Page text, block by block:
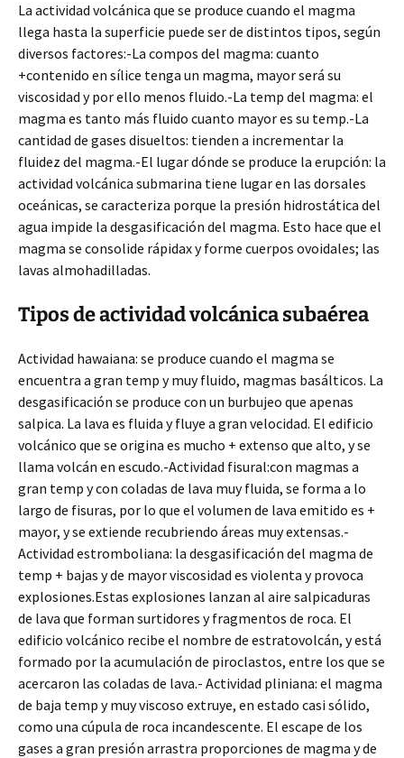
La actividad volcánica que se produce cuando el magma
llega hasta la superficie puede ser de distintos tipos, según
diversos factores:-La compos del magma: cuanto
+contenido en sílice tenga un magma, mayor será su
viscosidad y por ello menos fluido.-La temp del magma: el
magma es tanto más fluido cuanto mayor es su temp.-La
cantidad de gases disueltos: tienden a incrementar la
fluidez del magma.-El lugar dónde se produce la erupción: la
actividad volcánica submarina tiene lugar en las dorsales
oceánicas, se caracteriza porque la presión hidrostática del
agua impide la desgasificación del magma. Esto hace que el
magma se consolide rápidax y forme cuerpos ovoidales; las
lavas almohadilladas.
Tipos de actividad volcánica subaérea
Actividad hawaiana: se produce cuando el magma se
encuentra a gran temp y muy fluido, magmas basálticos. La
desgasificación se produce con un burbujeo que apenas
salpica. La lava es fluida y fluye a gran velocidad. El edificio
volcánico que se origina es mucho + extenso que alto, y se
llama volcán en escudo.-Actividad fisural:con magmas a
gran temp y con coladas de lava muy fluida, se forma a lo
largo de fisuras, por lo que el volumen de lava emitido es +
mayor, y se extiende recubriendo áreas muy extensas.-
Actividad estromboliana: la desgasificación del magma de
temp + bajas y de mayor viscosidad es violenta y provoca
explosiones.Estas explosiones lanzan al aire salpicaduras
de lava que forman surtidores y fragmentos de roca. El
edificio volcánico recibe el nombre de estratovolcán, y está
formado por la acumulación de piroclastos, entre los que se
acercaron las coladas de lava.- Actividad pliniana: el magma
de baja temp y muy viscoso extruye, en estado casi sólido,
como una cúpula de roca incandescente. El escape de los
gases a gran presión arrastra proporciones de magma y de